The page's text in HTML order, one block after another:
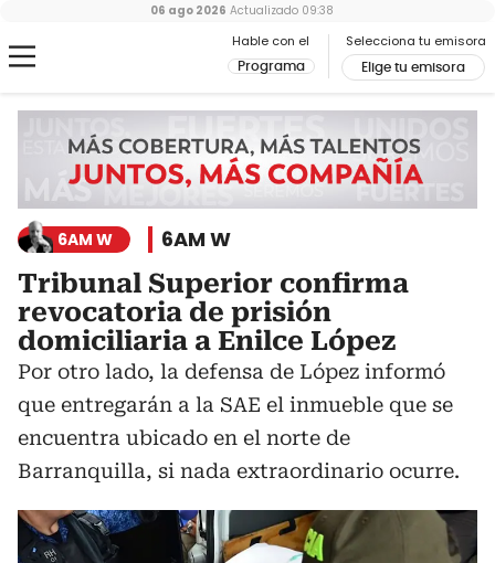
Hable con el
Programa
Selecciona tu emisora
Elige tu emisora
06 ago 2026 Actualizado 09:38
6AM W 6AM W
Tribunal Superior confirma
revocatoria de prisión
domiciliaria a Enilce López
Por otro lado, la defensa de López informó
que entregarán a la SAE el inmueble que se
encuentra ubicado en el norte de
Barranquilla, si nada extraordinario ocurre.